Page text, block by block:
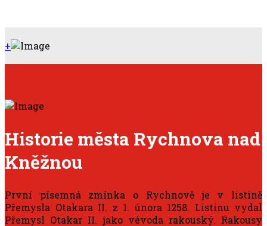
+
Historie města Rychnova nad
Kněžnou
První písemná zmínka o Rychnově je v listině
Přemysla Otakara II. z 1. února 1258. Listinu vydal
Přemysl Otakar II. jako vévoda rakouský. Rakousy